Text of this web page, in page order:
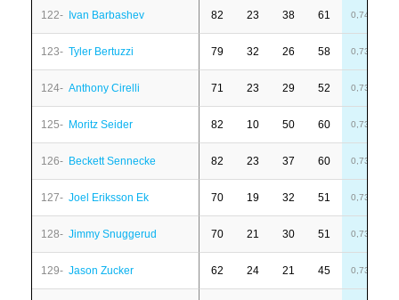
122- Ivan Barbashev 82 23 38 61 0,74
123- Tyler Bertuzzi 79 32 26 58 0,73
124- Anthony Cirelli 71 23 29 52 0,73
125- Moritz Seider 82 10 50 60 0,73
126- Beckett Sennecke 82 23 37 60 0,73
127- Joel Eriksson Ek 70 19 32 51 0,73
128- Jimmy Snuggerud 70 21 30 51 0,73
129- Jason Zucker 62 24 21 45 0,73